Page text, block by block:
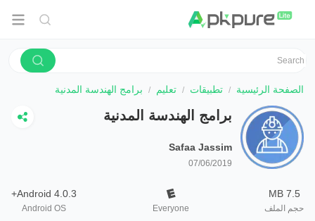
الصفحة الرئيسية تطبيقات تعليم برامج الهندسة المدنية
برامج الهندسة المدنية
Safaa Jassim
07/06/2019
7.5 MB
حجم الملف Everyone
Android 4.0.3+
Android OS